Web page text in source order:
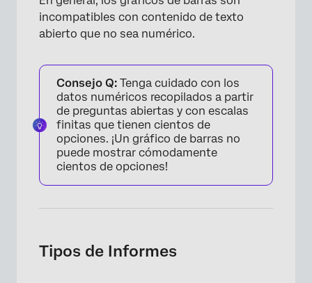
incompatibles con contenido de texto
abierto que no sea numérico.
Consejo Q: Tenga cuidado con los
datos numéricos recopilados a partir
de preguntas abiertas y con escalas
finitas que tienen cientos de
opciones. ¡Un gráfico de barras no
puede mostrar cómodamente
cientos de opciones!
Tipos de Informes